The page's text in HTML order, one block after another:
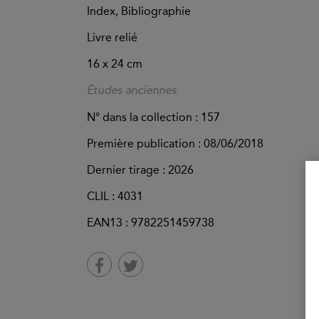
Index, Bibliographie
Livre relié
16 x 24 cm
Études anciennes
N° dans la collection : 157
Première publication : 08/06/2018
Dernier tirage : 2026
CLIL : 4031
EAN13 : 9782251459738